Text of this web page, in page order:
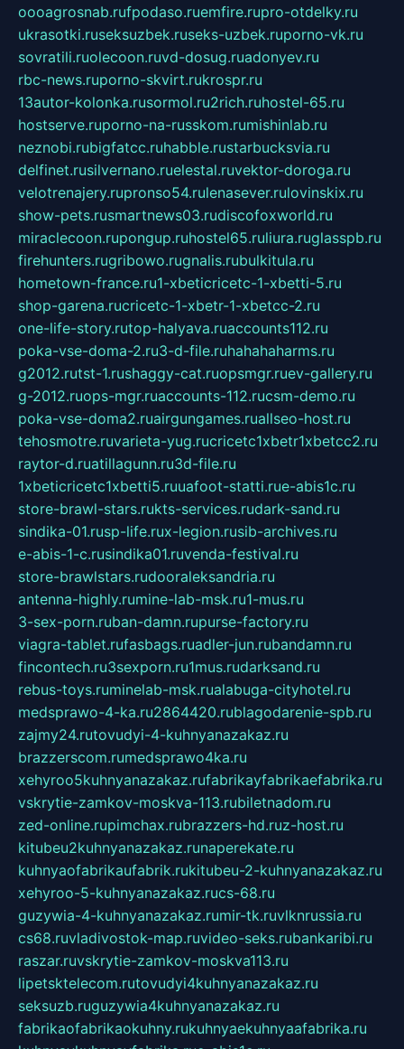
oooagrosnab.rufpodaso.ruemfire.rupro-otdelky.ru
ukrasotki.ruseksuzbek.ruseks-uzbek.ruporno-vk.ru
sovratili.ruolecoon.ruvd-dosug.ruadonyev.ru
rbc-news.ruporno-skvirt.rukrospr.ru
13autor-kolonka.rusormol.ru2rich.ruhostel-65.ru
hostserve.ruporno-na-russkom.rumishinlab.ru
neznobi.rubigfatcc.ruhabble.rustarbucksvia.ru
delfinet.rusilvernano.ruelestal.ruvektor-doroga.ru
velotrenajery.rupronso54.rulenasever.rulovinskix.ru
show-pets.rusmartnews03.rudiscofoxworld.ru
miraclecoon.rupongup.ruhostel65.ruliura.ruglasspb.ru
firehunters.rugribowo.rugnalis.rubulkitula.ru
hometown-france.ru1-xbeticricetc-1-xbetti-5.ru
shop-garena.rucricetc-1-xbetr-1-xbetcc-2.ru
one-life-story.rutop-halyava.ruaccounts112.ru
poka-vse-doma-2.ru3-d-file.ruhahahaharms.ru
g2012.rutst-1.rushaggy-cat.ruopsmgr.ruev-gallery.ru
g-2012.ruops-mgr.ruaccounts-112.rucsm-demo.ru
poka-vse-doma2.ruairgungames.ruallseo-host.ru
tehosmotre.ruvarieta-yug.rucricetc1xbetr1xbetcc2.ru
raytor-d.ruatillagunn.ru3d-file.ru
1xbeticricetc1xbetti5.ruuafoot-statti.rue-abis1c.ru
store-brawl-stars.rukts-services.rudark-sand.ru
sindika-01.rusp-life.rux-legion.rusib-archives.ru
e-abis-1-c.rusindika01.ruvenda-festival.ru
store-brawlstars.rudooraleksandria.ru
antenna-highly.rumine-lab-msk.ru1-mus.ru
3-sex-porn.ruban-damn.rupurse-factory.ru
viagra-tablet.rufasbags.ruadler-jun.rubandamn.ru
fincontech.ru3sexporn.ru1mus.rudarksand.ru
rebus-toys.ruminelab-msk.rualabuga-cityhotel.ru
medsprawo-4-ka.ru2864420.rublagodarenie-spb.ru
zajmy24.rutovudyi-4-kuhnyanazakaz.ru
brazzerscom.rumedsprawo4ka.ru
xehyroo5kuhnyanazakaz.rufabrikayfabrikaefabrika.ru
vskrytie-zamkov-moskva-113.rubiletnadom.ru
zed-online.rupimchax.rubrazzers-hd.ruz-host.ru
kitubeu2kuhnyanazakaz.runaperekate.ru
kuhnyaofabrikaufabrik.rukitubeu-2-kuhnyanazakaz.ru
xehyroo-5-kuhnyanazakaz.rucs-68.ru
guzywia-4-kuhnyanazakaz.rumir-tk.ruvlknrussia.ru
cs68.ruvladivostok-map.ruvideo-seks.rubankaribi.ru
raszar.ruvskrytie-zamkov-moskva113.ru
lipetsktelecom.rutovudyi4kuhnyanazakaz.ru
seksuzb.ruguzywia4kuhnyanazakaz.ru
fabrikaofabrikaokuhny.rukuhnyaekuhnyaafabrika.ru